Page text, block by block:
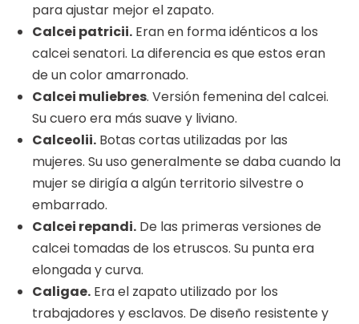
para ajustar mejor el zapato.
Calcei patricii. Eran en forma idénticos a los
calcei senatori. La diferencia es que estos eran
de un color amarronado.
Calcei muliebres. Versión femenina del calcei.
Su cuero era más suave y liviano.
Calceolii. Botas cortas utilizadas por las
mujeres. Su uso generalmente se daba cuando la
mujer se dirigía a algún territorio silvestre o
embarrado.
Calcei repandi. De las primeras versiones de
calcei tomadas de los etruscos. Su punta era
elongada y curva.
Caligae. Era el zapato utilizado por los
trabajadores y esclavos. De diseño resistente y